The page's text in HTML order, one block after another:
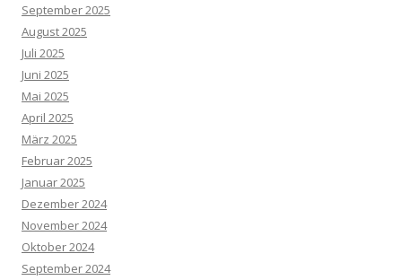
September 2025
August 2025
Juli 2025
Juni 2025
Mai 2025
April 2025
März 2025
Februar 2025
Januar 2025
Dezember 2024
November 2024
Oktober 2024
September 2024